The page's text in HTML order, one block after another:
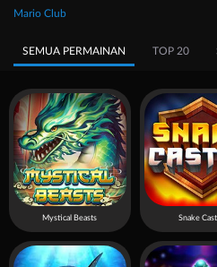
Mario Club
SEMUA PERMAINAN TOP 20
Mystical Beasts Snake